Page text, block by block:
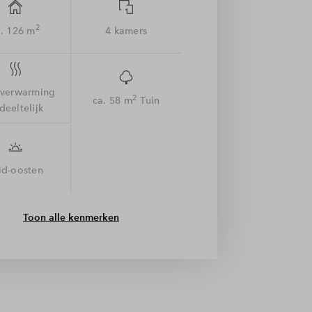
126 m2 4 kamers
ca. 58 m2 Tuin
oosten
Toon alle kenmerken